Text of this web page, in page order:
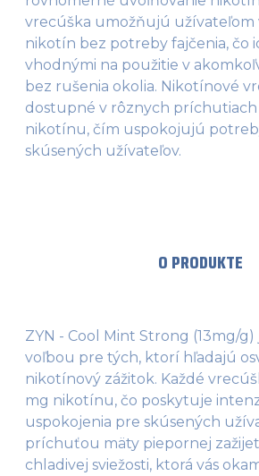
vrecúška umožňujú užívateľom
nikotín bez potreby fajčenia, čo
vhodnými na použitie v
bez rušenia okolia. Nikotínové
dostupné v rôznych príchutiach
nikotínu, čím uspokojujú
skúsených užívateľov.
O PRODUKTE
ZYN - Cool Mint Strong (13mg/
voľbou pre tých, ktorí hľadajú
nikotínový zážitok. Každé
mg nikotínu, čo poskytuje
uspokojenia pre skúsených
príchuťou mäty piepornej
chladivej sviežosti, ktorá vás